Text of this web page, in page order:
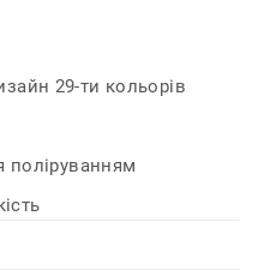
кольорів. Лінолеум
xf² ™, який
і мінімальні
29-ти кольорів
поліруванням